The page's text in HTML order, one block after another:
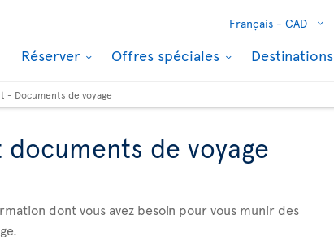
Français - CAD
Réserver Offres spéciales Destinations
- Documents de voyage
documents de voyage
dont vous avez besoin pour vous munir des